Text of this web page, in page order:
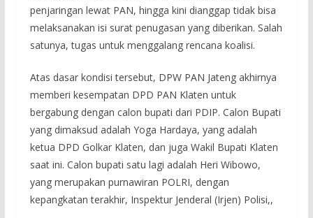
penjaringan lewat PAN, hingga kini dianggap tidak bisa
melaksanakan isi surat penugasan yang diberikan. Salah
satunya, tugas untuk menggalang rencana koalisi.
Atas dasar kondisi tersebut, DPW PAN Jateng akhirnya
memberi kesempatan DPD PAN Klaten untuk
bergabung dengan calon bupati dari PDIP. Calon Bupati
yang dimaksud adalah Yoga Hardaya, yang adalah
ketua DPD Golkar Klaten, dan juga Wakil Bupati Klaten
saat ini. Calon bupati satu lagi adalah Heri Wibowo,
yang merupakan purnawiran POLRI, dengan
kepangkatan terakhir, Inspektur Jenderal (Irjen) Polisi,,